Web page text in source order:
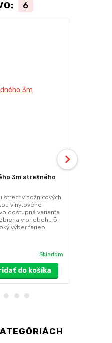
6
3m strešného
strechy nožnicových
vinylového
dostupná varianta
v priebehu 5–
výber farieb
Skladom
do košíka